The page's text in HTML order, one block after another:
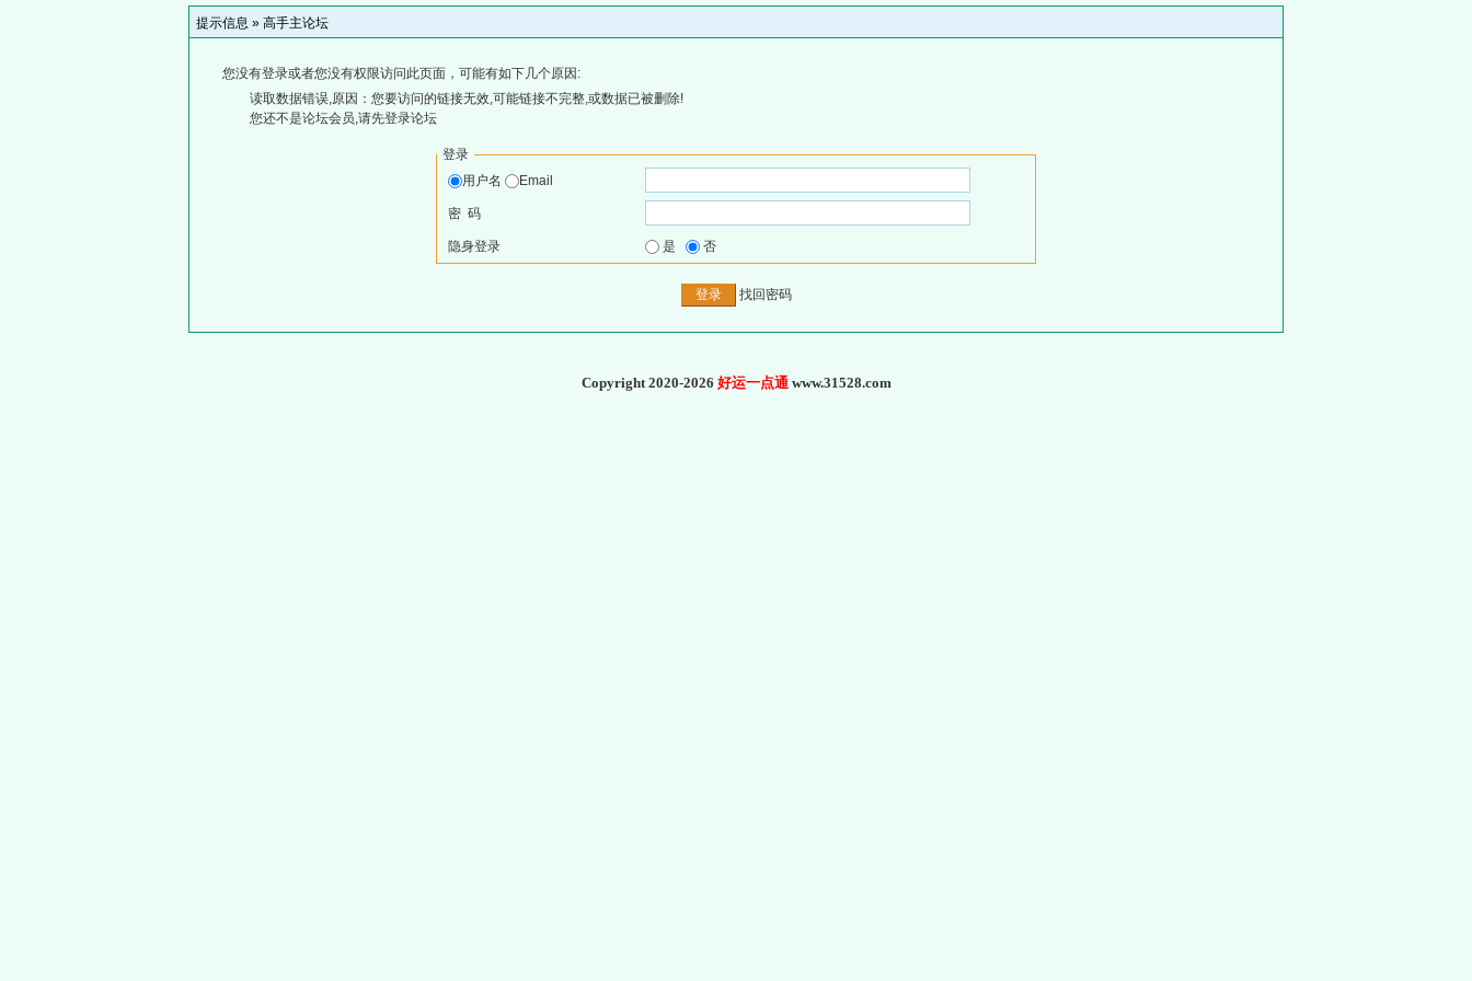
提示信息 » 高手主论坛
您没有登录或者您没有权限访问此页面，可能有如下几个原因:
读取数据错误,原因：您要访问的链接无效,可能链接不完整,或数据已被删除!
您还不是论坛会员,请先登录论坛
登录
用户名
Email
密 码
隐身登录 是 否
找回密码
Copyright 2020-2026 好运一点通www.31528.com